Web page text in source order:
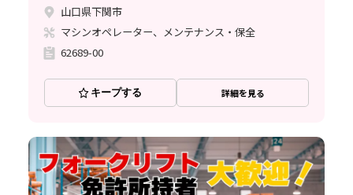
山口県下関市
マシンオペレーター、メンテナンス・保全
62689-00
キープする 詳細を見る